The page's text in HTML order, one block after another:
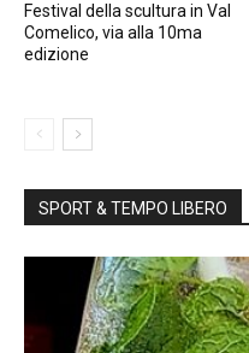
Festival della scultura in Val
Comelico, via alla 10ma
edizione
SPORT & TEMPO LIBERO